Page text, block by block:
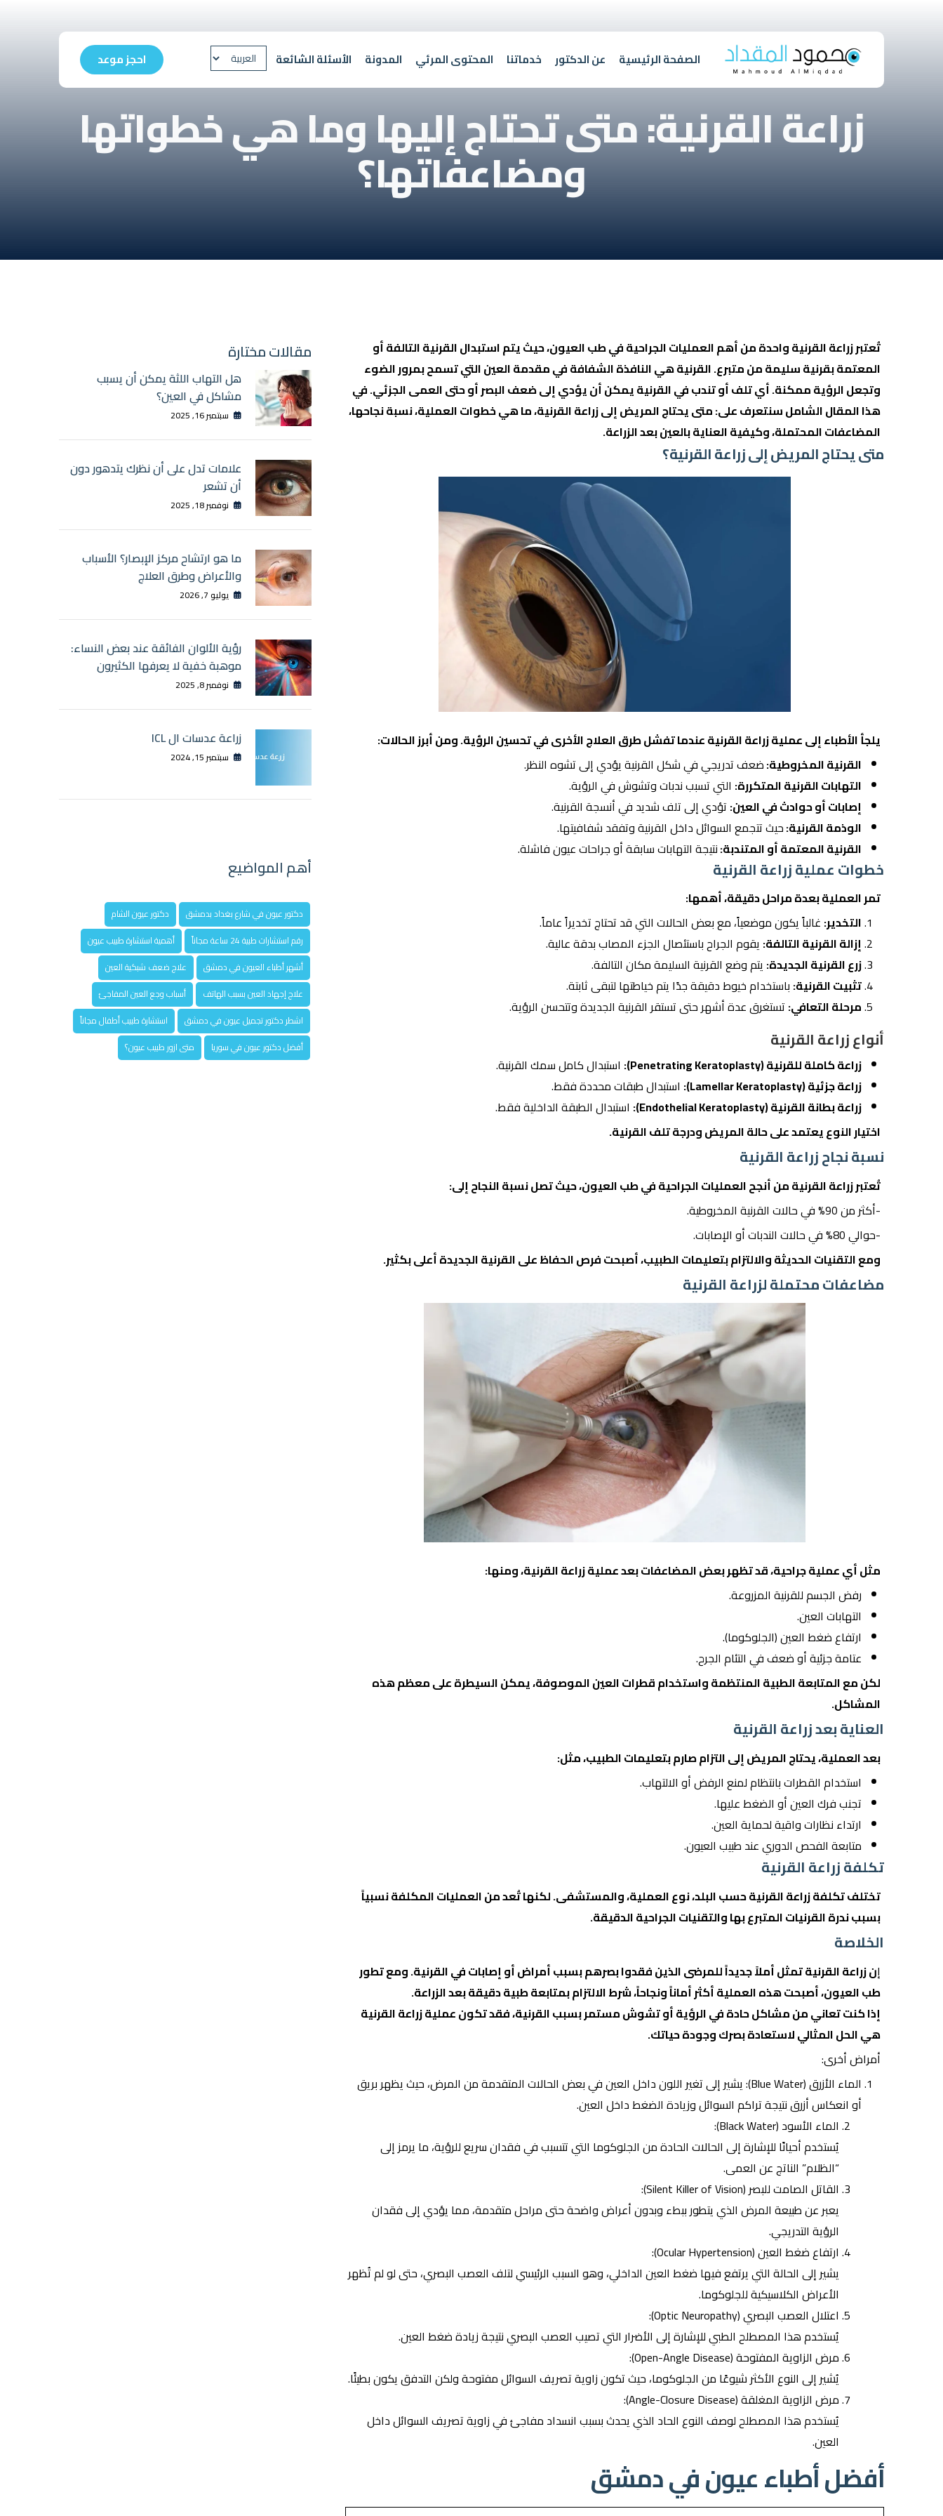
الصفحة الرئيسية عن الدكتور خدماتنا المحتوى المرئي المدونة الأسئلة الشائعة احجز موعد
زراعة القرنية: متى تحتاج إليها وما هي خطواتها
ومضاعفاتها؟
تُعتبرزراعة القرنيةواحدة من أهم العمليات الجراحية في طب العيون، حيث يتم استبدال القرنية التالفة أو
المعتمة بقرنية سليمة من متبرع. القرنية هي النافذة الشفافة في مقدمة العين التي تسمح بمرور الضوء
وتجعل الرؤية ممكنة. أي تلف أو تندب في القرنية يمكن أن يؤدي إلى ضعف البصر أو حتى العمى الجزئي. في
هذا المقال الشامل سنتعرف على: متى يحتاج المريض إلى زراعة القرنية، ما هي خطوات العملية، نسبة نجاحها،
المضاعفات المحتملة، وكيفية العناية بالعين بعد الزراعة.
متى يحتاج المريض إلى زراعة القرنية؟
يلجأ الأطباء إلى عملية زراعة القرنية عندما تفشل طرق العلاج الأخرى في تحسين الرؤية. ومن أبرز الحالات:
القرنية المخروطية:ضعف تدريجي في شكل القرنية يؤدي إلى تشوه النظر.
التهابات القرنية المتكررة: التي تسبب ندبات وتشوش في الرؤية.
إصابات أو حوادث في العين: تؤدي إلى تلف شديد في أنسجة القرنية.
الوذمة القرنية:حيث تتجمع السوائل داخل القرنية وتفقد شفافيتها.
القرنية المعتمة أو المتندبة:نتيجة التهابات سابقة أو جراحات عيون فاشلة.
خطوات عملية زراعة القرنية
تمر العملية بعدة مراحل دقيقة، أهمها:
التخدير: غالباً يكون موضعياً، مع بعض الحالات التي قد تحتاج تخديراً عاماً.
إزالة القرنية التالفة: يقوم الجراح باستئصال الجزء المصاب بدقة عالية.
زرع القرنية الجديدة: يتم وضع القرنية السليمة مكان التالفة.
تثبيت القرنية: باستخدام خيوط دقيقة جدًا يتم خياطتها لتبقى ثابتة.
مرحلة التعافي: تستغرق عدة أشهر حتى تستقر القرنية الجديدة وتتحسن الرؤية.
أنواع زراعة القرنية
زراعة كاملة للقرنية (Penetrating Keratoplasty):
استبدال كامل سمك القرنية.
زراعة جزئية (Lamellar Keratoplasty):
استبدال طبقات محددة فقط.
زراعة بطانة القرنية (Endothelial Keratoplasty):
استبدال الطبقة الداخلية فقط.
اختيار النوع يعتمد على حالة المريض ودرجة تلف القرنية.
نسبة نجاح زراعة القرنية
تُعتبر زراعة القرنية من أنجح العمليات الجراحية في طب العيون، حيث تصل نسبة النجاح إلى:
-أكثر من 90% في حالات القرنية المخروطية.
-حوالي 80% في حالات الندبات أو الإصابات.
ومع التقنيات الحديثة والالتزام بتعليمات الطبيب، أصبحت فرص الحفاظ على القرنية الجديدة أعلى بكثير.
مضاعفات محتملة لزراعة القرنية
مثل أي عملية جراحية، قد تظهر بعض المضاعفات بعد عملية زراعة القرنية، ومنها:
رفض الجسم للقرنية المزروعة.
التهابات العين.
ارتفاع ضغط العين (الجلوكوما).
عتامة جزئية أو ضعف في التئام الجرح.
لكن مع المتابعة الطبية المنتظمة واستخدام قطرات العين الموصوفة، يمكن السيطرة على معظم هذه
المشاكل.
العناية بعد زراعة القرنية
بعد العملية، يحتاج المريض إلى التزام صارم بتعليمات الطبيب، مثل:
استخدام القطرات بانتظام لمنع الرفض أو الالتهاب.
تجنب فرك العين أو الضغط عليها.
ارتداء نظارات واقية لحماية العين.
متابعة الفحص الدوري عند طبيب العيون.
تكلفة زراعة القرنية
تختلف تكلفة زراعة القرنية حسب البلد، نوع العملية، والمستشفى. لكنها تُعد من العمليات المكلفة نسبياً
بسبب ندرة القرنيات المتبرع بها والتقنيات الجراحية الدقيقة.
الخلاصة
إن زراعة القرنية تمثل أملاً جديداً للمرضى الذين فقدوا بصرهم بسبب أمراض أو إصابات في القرنية. ومع تطور
طب العيون، أصبحت هذه العملية أكثر أماناً ونجاحاً، شرط الالتزام بمتابعة طبية دقيقة بعد الزراعة.
إذا كنت تعاني من مشاكل حادة في الرؤية أو تشوش مستمر بسبب القرنية، فقد تكون عملية زراعة القرنية
هي الحل المثالي لاستعادة بصرك وجودة حياتك.
أمراض أخرى:
الماء الأزرق (Blue Water): يشير إلى تغير اللون داخل العين في بعض الحالات المتقدمة من المرض، حيث يظهر بريق
أو انعكاس أزرق نتيجة تراكم السوائل وزيادة الضغط داخل العين.
الماء الأسود (Black Water):
يُستخدم أحيانًا للإشارة إلى الحالات الحادة من الجلوكوما التي تتسبب في فقدان سريع للرؤية، ما يرمز إلى
“الظلام” الناتج عن العمى.
القاتل الصامت للبصر(Silent Killer of Vision):
يعبر عن طبيعة المرض الذي يتطور ببطء وبدون أعراض واضحة حتى مراحل متقدمة، مما يؤدي إلى فقدان
الرؤية التدريجي.
ارتفاع ضغط العين (Ocular Hypertension):
يشير إلى الحالة التي يرتفع فيها ضغط العين الداخلي، وهو السبب الرئيسي لتلف العصب البصري، حتى لو لم تُظهر
الأعراض الكلاسيكية للجلوكوما.
اعتلال العصب البصري (Optic Neuropathy):
يُستخدم هذا المصطلح الطبي للإشارة إلى الأضرار التي تصيب العصب البصري نتيجة زيادة ضغط العين.
مرض الزاوية المفتوحة (Open-Angle Disease):
يُشير إلى النوع الأكثر شيوعًا من الجلوكوما، حيث تكون زاوية تصريف السوائل مفتوحة ولكن التدفق يكون بطيئًا.
مرض الزاوية المغلقة (Angle-Closure Disease):
يُستخدم هذا المصطلح لوصف النوع الحاد الذي يحدث بسبب انسداد مفاجئ في زاوية تصريف السوائل داخل
العين.
أفضل أطباء عيون في دمشق
مقالات مختارة
هل التهاب اللثة يمكن أن يسبب
مشاكل في العين؟
سبتمبر 16, 2025
علامات تدل على أن نظرك يتدهور دون
أن تشعر
نوفمبر 18, 2025
ما هو ارتشاح مركز الإبصار؟ الأسباب
والأعراض وطرق العلاج
يوليو 7, 2026
رؤية الألوان الفائقة عند بعض النساء:
موهبة خفية لا يعرفها الكثيرون
نوفمبر 8, 2025
زراعة عدسات ال ICL
سبتمبر 15, 2024
أهم المواضيع
دكتور عيون في شارع بغداد بدمشق
دكتور عيون الشام
رقم استشارات طبية 24 ساعة مجاناً
أهمية استشارة طبيب عيون
أشهر أطباء العيون في دمشق
علاج ضعف شبكية العين
علاج إجهاد العين بسبب الهاتف
أسباب وجع العين المفاجئ
اشطر دكتور تجميل عيون في دمشق
استشارة طبيب أطفال مجاناً
أفضل دكتور عيون في سوريا
متى ازور طبيب عيون؟